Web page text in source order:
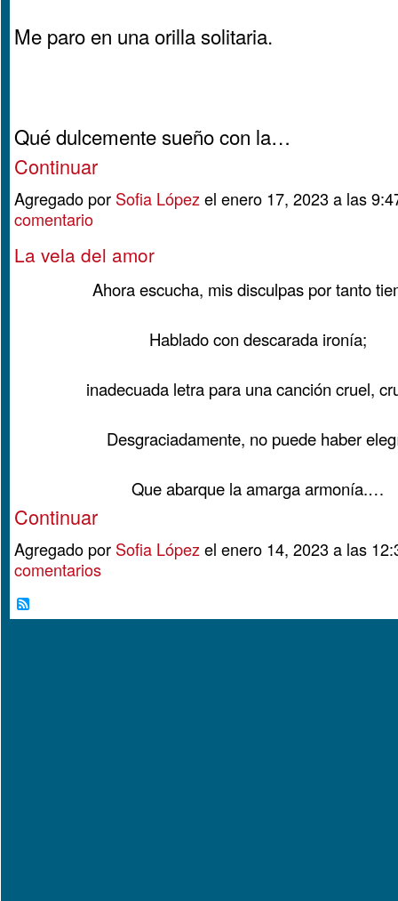
Me paro en una orilla solitaria.
Qué dulcemente sueño con la…
Continuar
Agregado por Sofia López el enero 17, 2023 a las
comentario
La vela del amor
Ahora escucha, mis disculpas por tanto
Hablado con descarada ironía;
inadecuada letra para una canción cruel,
Desgraciadamente, no puede haber
Que abarque la amarga armonía.…
Continuar
Agregado por Sofia López el enero 14, 2023 a las
comentarios